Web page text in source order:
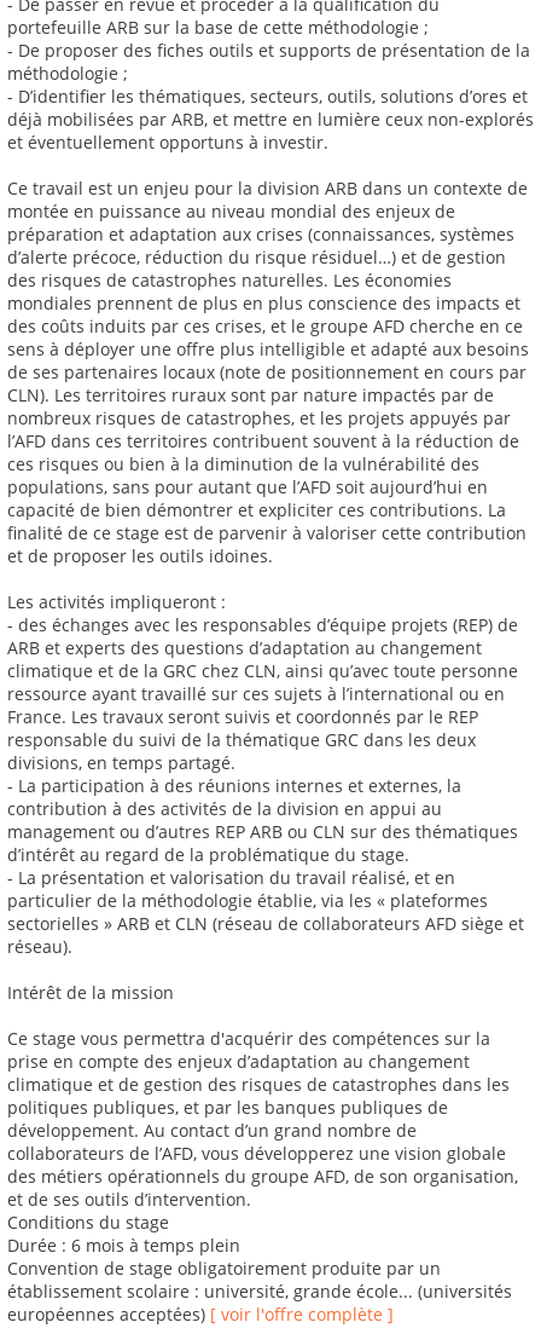
portefeuille ARB sur la base de cette méthodologie ;
- De proposer des fiches outils et supports de présentation de la
méthodologie ;
- D’identifier les thématiques, secteurs, outils, solutions d’ores et
déjà mobilisées par ARB, et mettre en lumière ceux non-explorés
et éventuellement opportuns à investir.
Ce travail est un enjeu pour la division ARB dans un contexte de
montée en puissance au niveau mondial des enjeux de
préparation et adaptation aux crises (connaissances, systèmes
d’alerte précoce, réduction du risque résiduel…) et de gestion
des risques de catastrophes naturelles. Les économies
mondiales prennent de plus en plus conscience des impacts et
des coûts induits par ces crises, et le groupe AFD cherche en ce
sens à déployer une offre plus intelligible et adapté aux besoins
de ses partenaires locaux (note de positionnement en cours par
CLN). Les territoires ruraux sont par nature impactés par de
nombreux risques de catastrophes, et les projets appuyés par
l’AFD dans ces territoires contribuent souvent à la réduction de
ces risques ou bien à la diminution de la vulnérabilité des
populations, sans pour autant que l’AFD soit aujourd’hui en
capacité de bien démontrer et expliciter ces contributions. La
finalité de ce stage est de parvenir à valoriser cette contribution
et de proposer les outils idoines.
Les activités impliqueront :
- des échanges avec les responsables d’équipe projets (REP) de
ARB et experts des questions d’adaptation au changement
climatique et de la GRC chez CLN, ainsi qu’avec toute personne
ressource ayant travaillé sur ces sujets à l’international ou en
France. Les travaux seront suivis et coordonnés par le REP
responsable du suivi de la thématique GRC dans les deux
divisions, en temps partagé.
- La participation à des réunions internes et externes, la
contribution à des activités de la division en appui au
management ou d’autres REP ARB ou CLN sur des thématiques
d’intérêt au regard de la problématique du stage.
- La présentation et valorisation du travail réalisé, et en
particulier de la méthodologie établie, via les « plateformes
sectorielles » ARB et CLN (réseau de collaborateurs AFD siège et
réseau).
Intérêt de la mission
Ce stage vous permettra d'acquérir des compétences sur la
prise en compte des enjeux d’adaptation au changement
climatique et de gestion des risques de catastrophes dans les
politiques publiques, et par les banques publiques de
développement. Au contact d’un grand nombre de
collaborateurs de l’AFD, vous développerez une vision globale
des métiers opérationnels du groupe AFD, de son organisation,
et de ses outils d’intervention.
Conditions du stage
Durée : 6 mois à temps plein
Convention de stage obligatoirement produite par un
établissement scolaire : université, grande école... (universités
européennes acceptées) [ voir l'offre complète ]